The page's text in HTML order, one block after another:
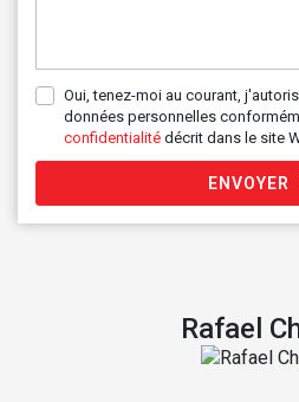
Oui, tenez-moi au courant,
données personnelles
confidentialité décrit dans le site
ENVOYER
Rafael